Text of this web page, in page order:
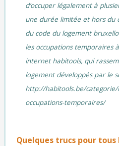
d’occuper légalement à
une durée limitée et hors du
du code du logement
les occupations temporaires
internet habitools, qui
logement développés par le
http://habitools.be/categorie/
occupations-temporaires/
Quelques trucs pour tous